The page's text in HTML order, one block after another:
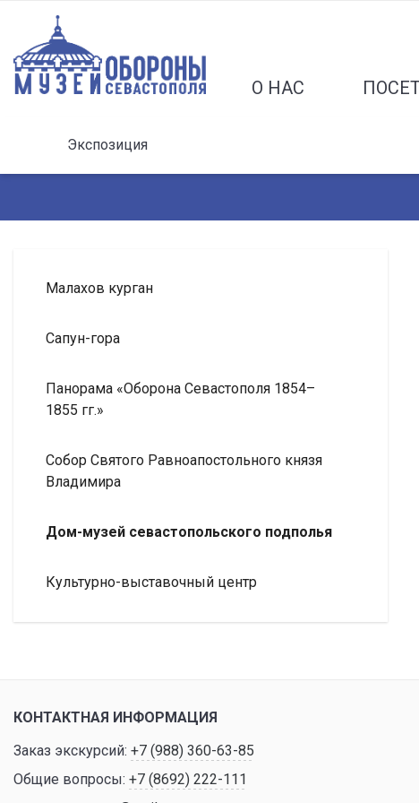
О НАС
Экспозиция
Малахов курган
Сапун-гора
Панорама «Оборона Севастополя 1854–
1855 гг.»
Собор Святого Равноапостольного князя
Владимира
Дом-музей севастопольского подполья
Культурно-выставочный центр
КОНТАКТНАЯ ИНФОРМАЦИЯ
Заказ экскурсий: +7 (988) 360-63-85
Общие вопросы: +7 (8692) 222-111